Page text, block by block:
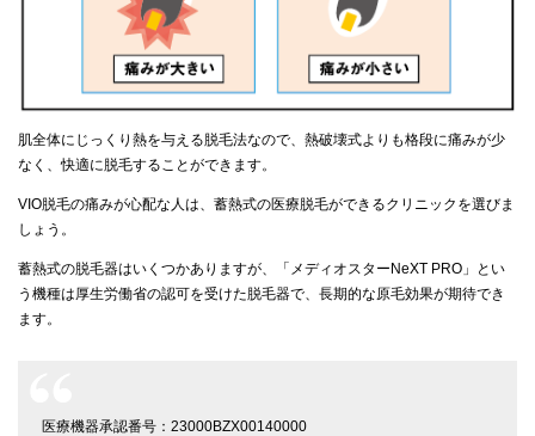
肌全体にじっくり熱を与える脱毛法なので、熱破壊式よりも格段に痛みが少
なく、快適に脱毛することができます。
VIO脱毛の痛みが心配な人は、蓄熱式の医療脱毛ができるクリニックを選びま
しょう。
蓄熱式の脱毛器はいくつかありますが、「メディオスターNeXT PRO」とい
う機種は厚生労働省の認可を受けた脱毛器で、長期的な原毛効果が期待でき
ます。
医療機器承認番号：23000BZX00140000